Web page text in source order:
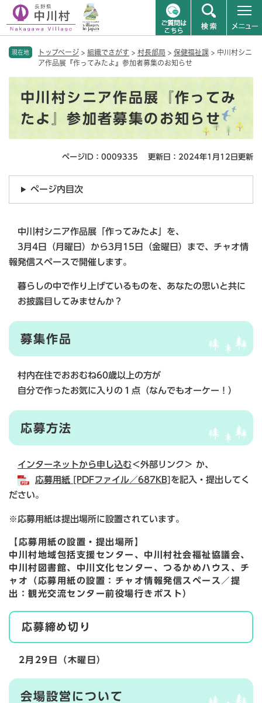
現在地 トップページ > 組織でさがす > 村長部局 > 保健福祉課 > 中川村シニ
ア作品展『作ってみたよ』参加者募集のお知らせ
中川村シニア作品展『作ってみ
たよ』参加者募集のお知らせ
ページID：0009335 更新日：2024年1月12日更新
ページ内目次
中川村シニア作品展「作ってみたよ」を、
3月4日（月曜日）から3月15日（金曜日）まで、チャオ情
報発信スペースで開催します。
暮らしの中で作り上げているものを、あなたの思いと共に
お披露目してみませんか？
募集作品
村内在住でおおむね60歳以上の方が
自分で作ったお気に入りの１点（なんでもオーケー！）
応募方法
インターネットから申し込む ＜外部リンク＞ か、
応募用紙 [PDFファイル／687KB] を記入・提出してく
ださい。
※応募用紙は提出場所に設置されています。
【応募用紙の設置・提出場所】
中川村地域包括支援センター、中川村社会福祉協議会、
中川村図書館、中川文化センター、つるかめハウス、チ
ャオ（応募用紙の設置：チャオ情報発信スペース／提
出：観光交流センター前役場行きポスト）
応募締め切り
2月29日（木曜日）​
会場設営について